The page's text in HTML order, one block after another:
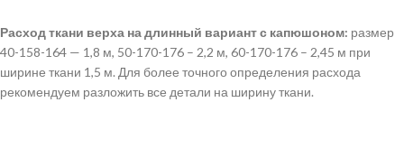
Расход ткани верха на длинный вариант с капюшоном: размер
40-158-164 — 1,8 м, 50-170-176 – 2,2 м, 60-170-176 – 2,45 м при
ширине ткани 1,5 м. Для более точного определения расхода
рекомендуем разложить все детали на ширину ткани.